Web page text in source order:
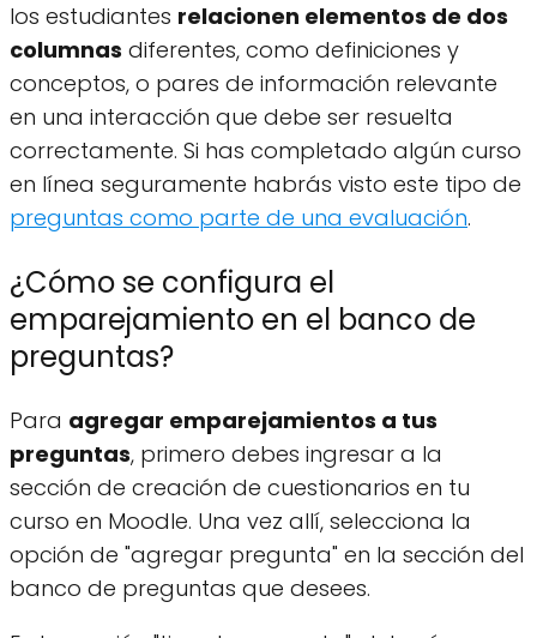
los estudiantes relacionen elementos de dos
columnas diferentes, como definiciones y
conceptos, o pares de información relevante
en una interacción que debe ser resuelta
correctamente. Si has completado algún curso
en línea seguramente habrás visto este tipo de
preguntas como parte de una evaluación.
¿Cómo se configura el
emparejamiento en el banco de
preguntas?
Para agregar emparejamientos a tus
preguntas, primero debes ingresar a la
sección de creación de cuestionarios en tu
curso en Moodle. Una vez allí, selecciona la
opción de "agregar pregunta" en la sección del
banco de preguntas que desees.